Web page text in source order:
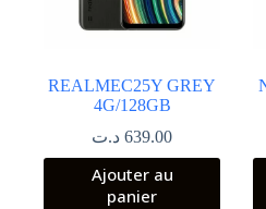
REALMEC25Y GREY
4G/128GB
639.00 د.ت
Ajouter au
panier